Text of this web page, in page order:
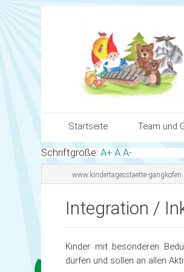
Startseite
Team und Gruppen
Pädagogik
Organisation & Anmeldung
Infos für Eltern
Team und
Schriftgröße: A+ A A-
www.kindertagesstaette-
Integration /
Kinder mit besonderen
dürfen und sollen an allen